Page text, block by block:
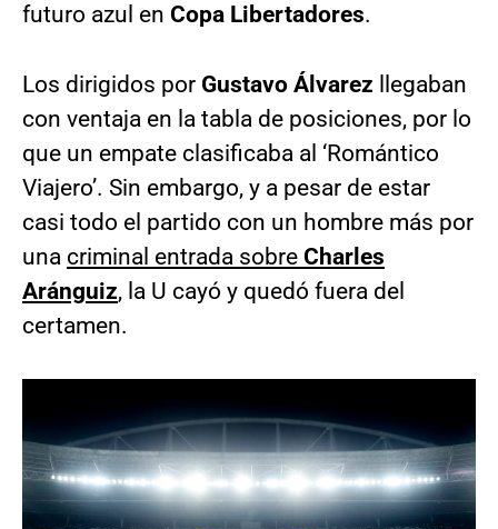
futuro azul en Copa Libertadores.
Los dirigidos por Gustavo Álvarez llegaban
con ventaja en la tabla de posiciones, por lo
que un empate clasificaba al ‘Romántico
Viajero’. Sin embargo, y a pesar de estar
casi todo el partido con un hombre más por
una criminal entrada sobre Charles
Aránguiz, la U cayó y quedó fuera del
certamen.